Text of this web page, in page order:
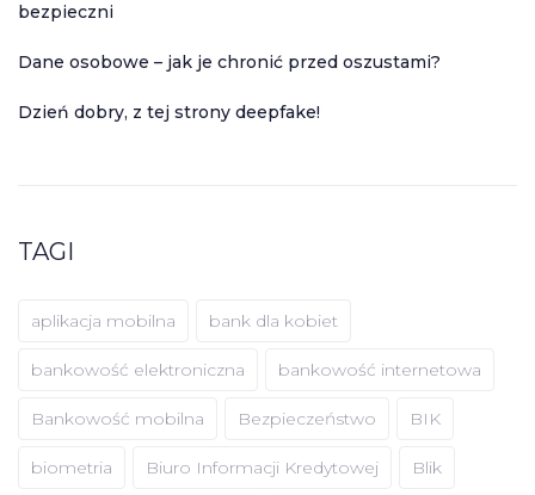
bezpieczni
Dane osobowe – jak je chronić przed oszustami?
Dzień dobry, z tej strony deepfake!
TAGI
aplikacja mobilna bank dla kobiet
bankowość elektroniczna bankowość internetowa
Bankowość mobilna Bezpieczeństwo BIK
biometria Biuro Informacji Kredytowej Blik